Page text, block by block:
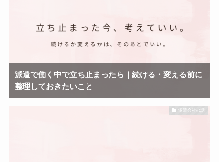
派遣で働く中で立ち止まったら｜続ける・変える前に
整理しておきたいこと
派遣会社の話